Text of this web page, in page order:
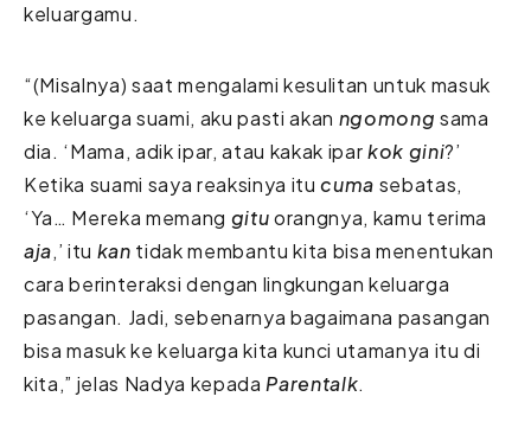
keluargamu.
“(Misalnya) saat mengalami kesulitan untuk masuk
ke keluarga suami, aku pasti akan ngomong sama
dia. ‘Mama, adik ipar, atau kakak iparkok gini?’
Ketika suami saya reaksinya itucuma sebatas,
‘Ya… Mereka memang gituorangnya, kamu terima
aja,’ itu kan tidak membantu kita bisa menentukan
cara berinteraksi dengan lingkungan keluarga
pasangan. Jadi, sebenarnya bagaimana pasangan
bisa masuk ke keluarga kita kunci utamanya itu di
kita,” jelas Nadya kepada Parentalk.